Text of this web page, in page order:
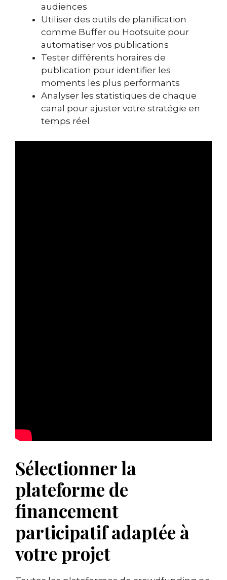
audiences
Utiliser des outils de planification
comme Buffer ou Hootsuite pour
automatiser vos publications
Tester différents horaires de
publication pour identifier les
moments les plus performants
Analyser les statistiques de chaque
canal pour ajuster votre stratégie en
temps réel
Sélectionner la
plateforme de
financement
participatif adaptée à
votre projet